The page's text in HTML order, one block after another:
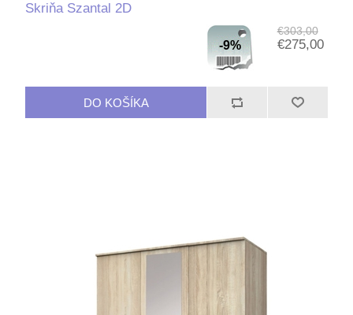
Skriňa Szantal 2D
€303,00
€275,00
-9%